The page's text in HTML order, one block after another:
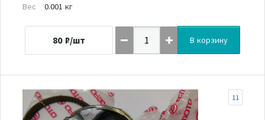
Вес
0.001 кг
80 ₽/шт В корзину
11